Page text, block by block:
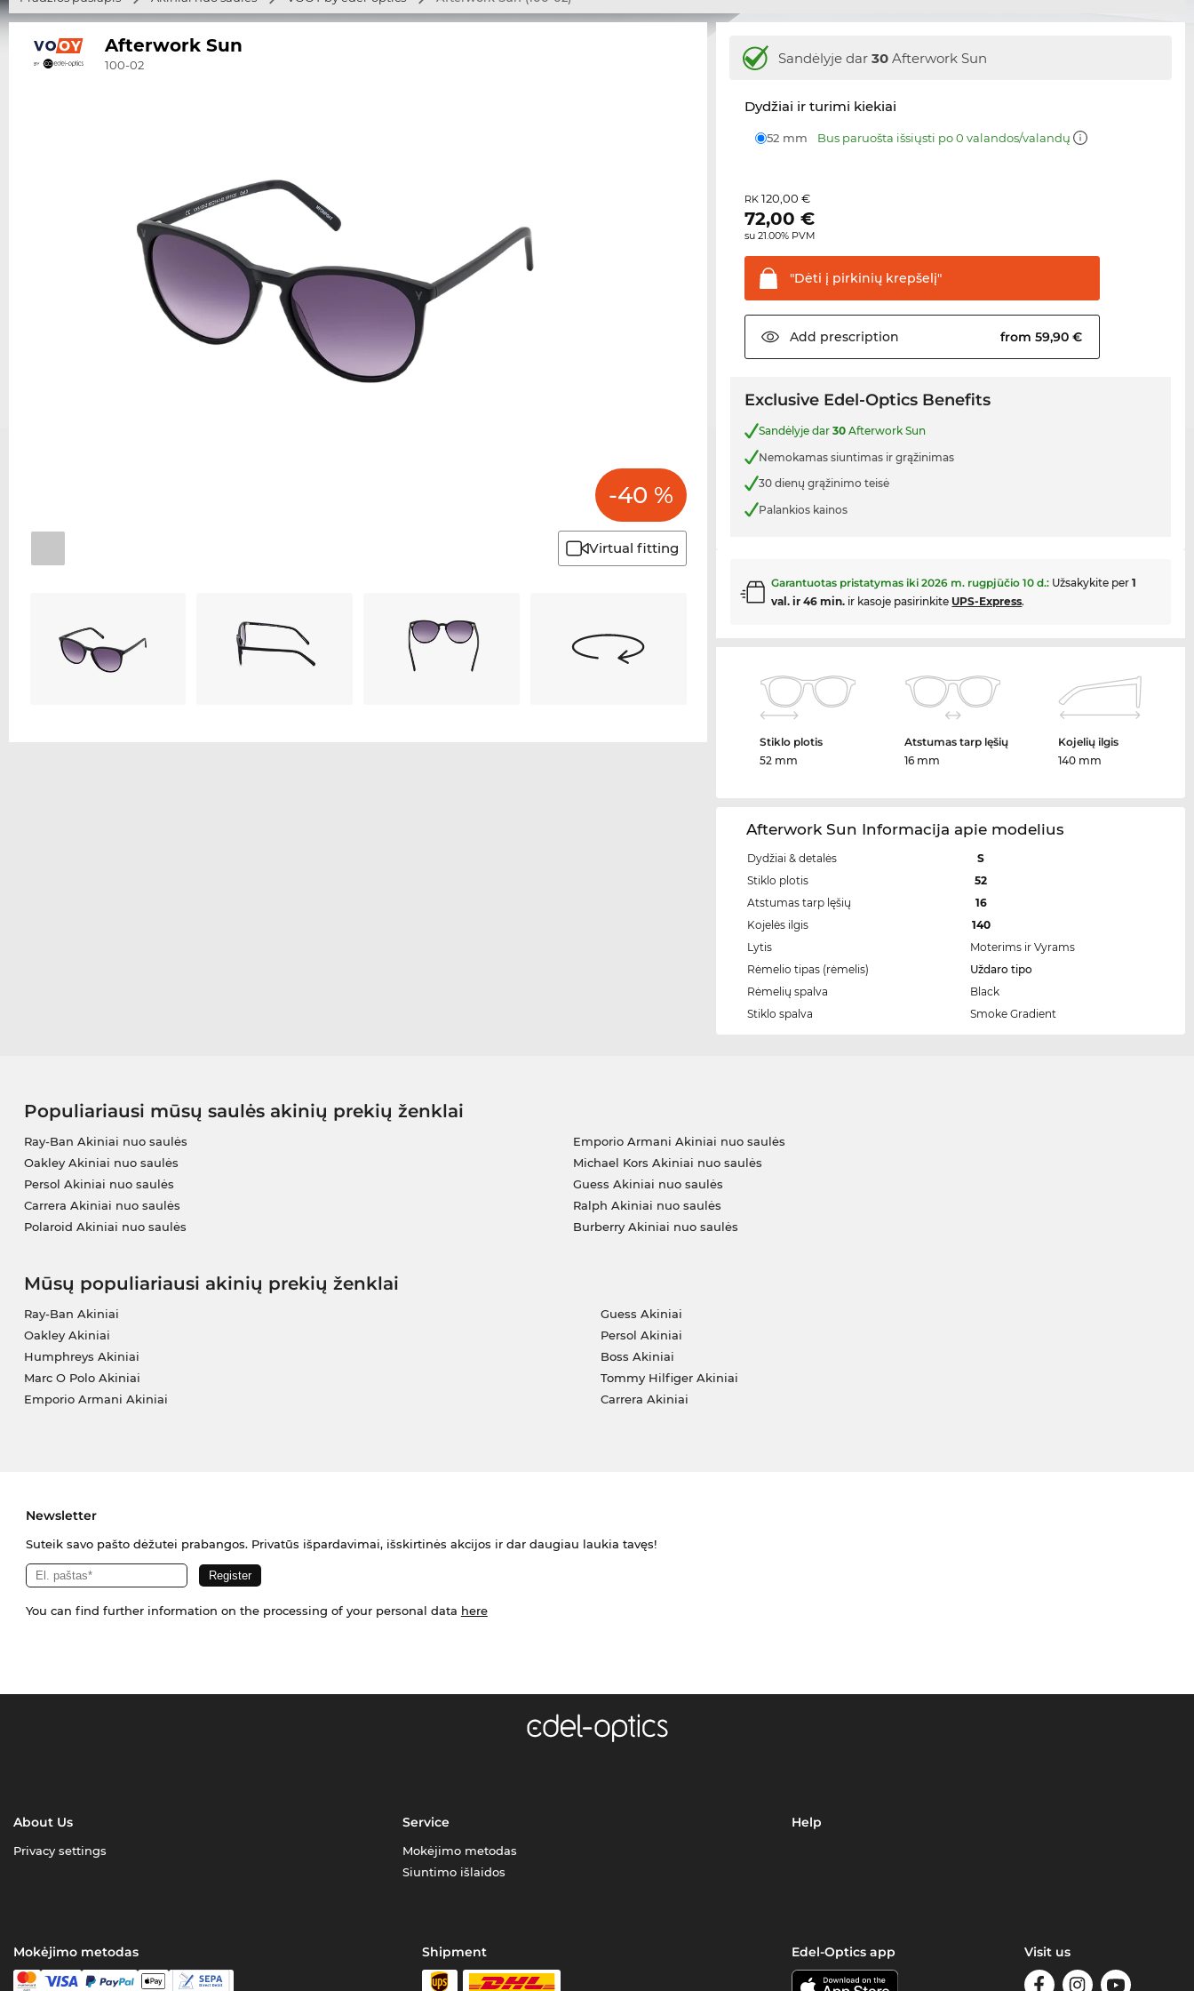
Afterwork Sun
100-02
-40 %
Virtual fitting
Sandėlyje dar30 Afterwork Sun
Dydžiai ir turimi kiekiai
52 mm Bus paruošta išsiųsti po 0 valandos/valandų
RK120,00 €
72,00 €
su 21.00% PVM
"Dėti į pirkinių krepšelį"
Add prescription from 59,90 €
Exclusive Edel-Optics Benefits
Sandėlyje dar30 Afterwork Sun
Nemokamas siuntimas ir grąžinimas
30 dienų grąžinimo teisė
Palankios kainos
Garantuotas pristatymas iki2026 m. rugpjūčio 10 d.: Užsakykite per1
val. ir 46 min. ir kasoje pasirinkite UPS-Express.
Stiklo plotis
52 mm
Atstumas tarp lęšių
16 mm
Kojelių ilgis
140 mm
Afterwork Sun Informacija apie modelius
Dydžiai & detalės
S
Stiklo plotis
52
Atstumas tarp lęšių
16
Kojelės ilgis
140
Lytis
Moterims ir Vyrams
Rėmelio tipas (rėmelis)
Uždaro tipo
Rėmelių spalva
Black
Stiklo spalva
Smoke Gradient
Populiariausi mūsų saulės akinių prekių ženklai
Ray-Ban Akiniai nuo saulės
Oakley Akiniai nuo saulės
Persol Akiniai nuo saulės
Carrera Akiniai nuo saulės
Polaroid Akiniai nuo saulės
Emporio Armani Akiniai nuo saulės
Michael Kors Akiniai nuo saulės
Guess Akiniai nuo saulės
Ralph Akiniai nuo saulės
Burberry Akiniai nuo saulės
Mūsų populiariausi akinių prekių ženklai
Ray-Ban Akiniai
Oakley Akiniai
Humphreys Akiniai
Marc O Polo Akiniai
Emporio Armani Akiniai
Guess Akiniai
Persol Akiniai
Boss Akiniai
Tommy Hilfiger Akiniai
Carrera Akiniai
Newsletter
Suteik savo pašto dėžutei prabangos. Privatūs išpardavimai, išskirtinės akcijos ir dar daugiau laukia tavęs!
You can find further information on the processing of your personal data here
About Us
Privacy settings
Service
Mokėjimo metodas
Siuntimo išlaidos
Help
Mokėjimo metodas Shipment Edel-Optics app Visit us